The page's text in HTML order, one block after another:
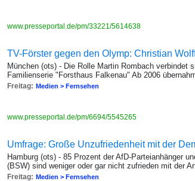
www.presseportal.de/pm/33221/5614638
TV-Förster gegen den Olymp: Christian
München (ots) - Die Rolle Martin Rombach verbindet
Familienserie "Forsthaus Falkenau" Ab 2006
Freitag: Medien > Fernsehen
www.presseportal.de/pm/6694/5545265
Umfrage: Große Unzufriedenheit mit der
Hamburg (ots) - 85 Prozent der AfD-Parteianhänger
(BSW) sind weniger oder gar nicht zufrieden mit der
Freitag: Medien > Fernsehen